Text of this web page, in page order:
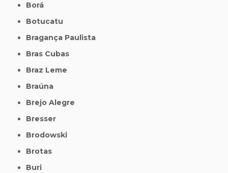
Borá
Botucatu
Bragança Paulista
Bras Cubas
Braz Leme
Braúna
Brejo Alegre
Bresser
Brodowski
Brotas
Buri